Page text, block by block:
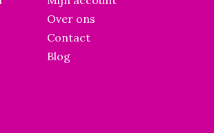
Over ons
Contact
Blog